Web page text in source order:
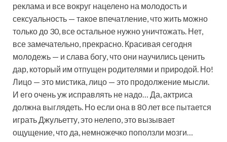
реклама и все вокруг нацелено на молодость и
сексуальность — такое впечатление, что жить можно
только до 30, все остальное нужно уничтожать. Нет,
все замечательно, прекрасно. Красивая сегодня
молодежь — и слава богу, что они научились ценить
дар, который им отпущен родителями и природой. Но!
Лицо — это мистика, лицо — это продолжение мысли.
И его очень уж исправлять не надо… Да, актриса
должна выглядеть. Но если она в 80 лет все пытается
играть Джульетту, это нелепо, это вызывает
ощущение, что да, немножечко поползли мозги…